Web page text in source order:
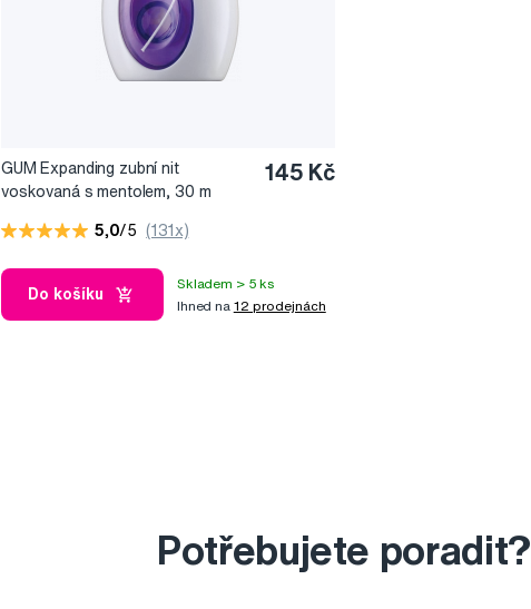
GUM Expanding zubní nit
voskovaná s mentolem, 30 m
145 Kč
5,0/5 (131x)
Do košíku
Skladem > 5 ks
Ihned na 12 prodejnách
Potřebujete poradit?